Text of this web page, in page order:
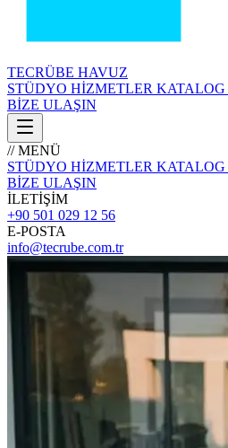
TECRÜBE HAVUZ
STÜDYO HİZMETLER KATALOG
BİZE ULAŞIN
// MENÜ
STÜDYO HİZMETLER KATALOG
BİZE ULAŞIN
İLETİŞİM
+90 501 029 12 56
E-POSTA
info@tecrube.com.tr